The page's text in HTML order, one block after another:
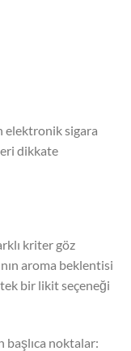
elektronik sigara
dikkate
kriter göz
aroma beklentisi
tek bir likit seçeneği
başlıca noktalar: